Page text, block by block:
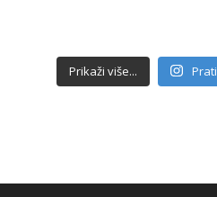
Prikaži više...